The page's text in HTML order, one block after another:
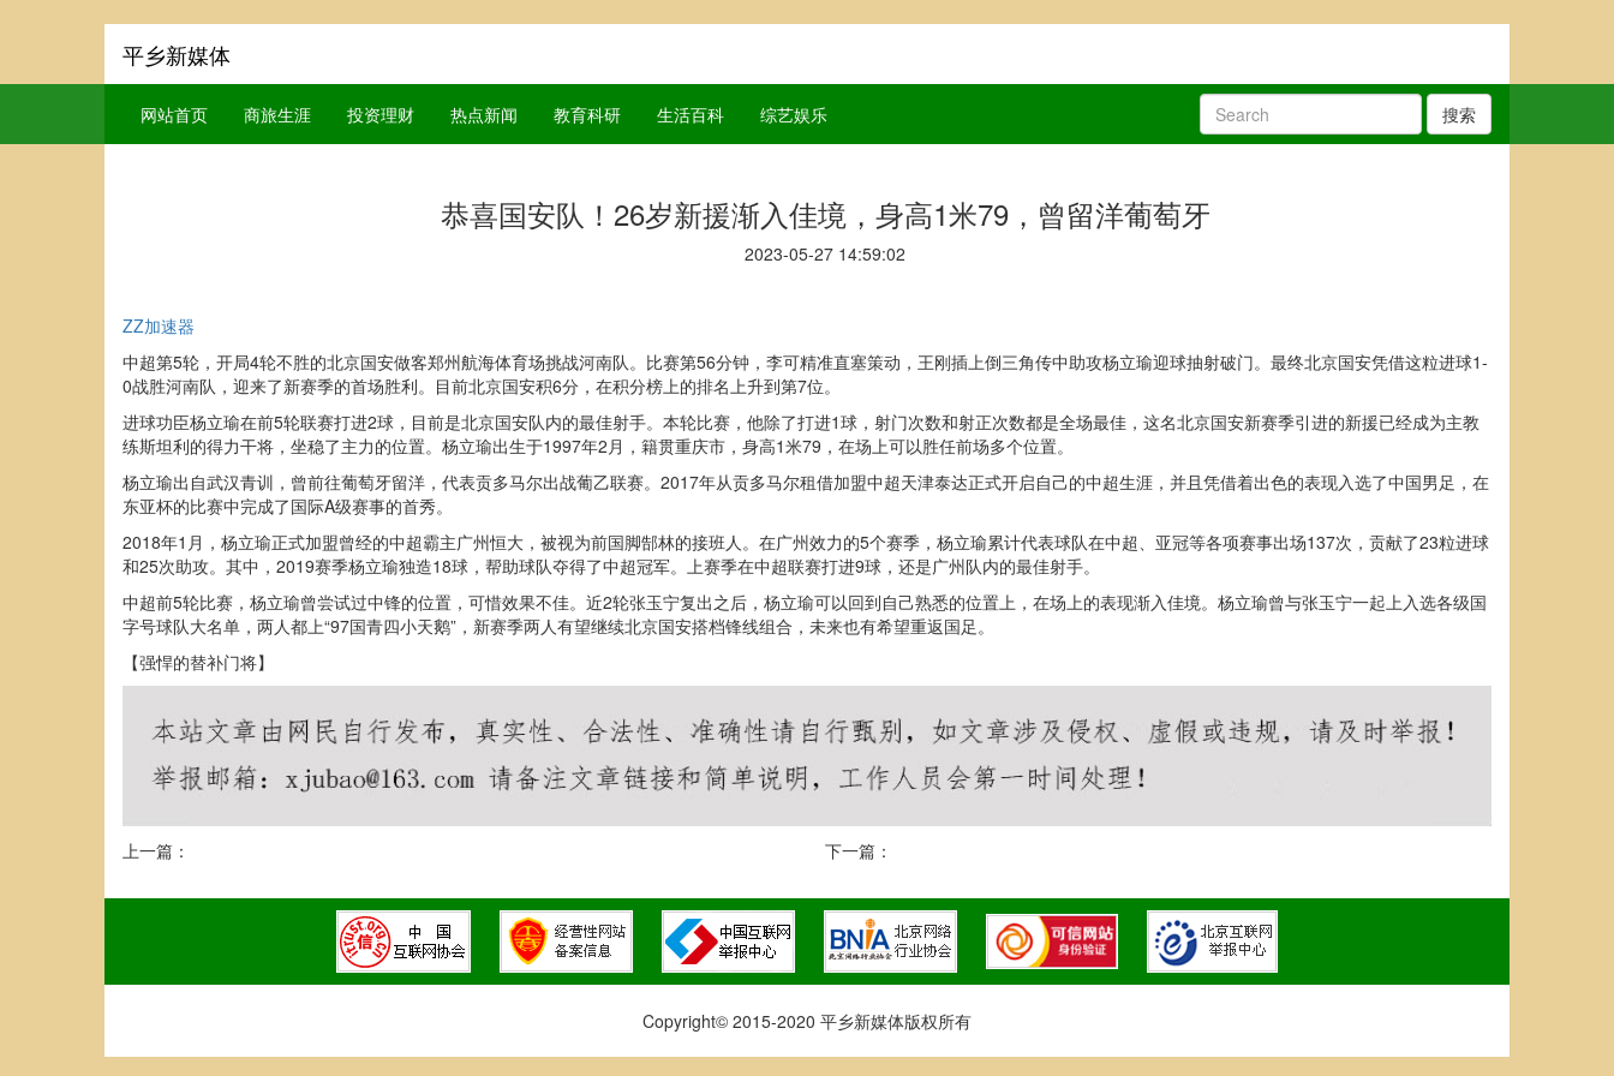
平乡新媒体
网站首页 商旅生涯 投资理财 热点新闻 教育科研 生活百科 综艺娱乐 搜索
恭喜国安队！26岁新援渐入佳境，身高1米79，曾留洋葡萄牙
2023-05-27 14:59:02
ZZ加速器
中超第5轮，开局4轮不胜的北京国安做客郑州航海体育场挑战河南队。比赛第56分钟，李可精准直塞策动，王刚插上倒三角传中助攻杨立瑜迎球抽射破门。最终北京国安凭借这粒进球1-
0战胜河南队，迎来了新赛季的首场胜利。目前北京国安积6分，在积分榜上的排名上升到第7位。
进球功臣杨立瑜在前5轮联赛打进2球，目前是北京国安队内的最佳射手。本轮比赛，他除了打进1球，射门次数和射正次数都是全场最佳，这名北京国安新赛季引进的新援已经成为主教
练斯坦利的得力干将，坐稳了主力的位置。杨立瑜出生于1997年2月，籍贯重庆市，身高1米79，在场上可以胜任前场多个位置。
杨立瑜出自武汉青训，曾前往葡萄牙留洋，代表贡多马尔出战葡乙联赛。2017年从贡多马尔租借加盟中超天津泰达正式开启自己的中超生涯，并且凭借着出色的表现入选了中国男足，在
东亚杯的比赛中完成了国际A级赛事的首秀。
2018年1月，杨立瑜正式加盟曾经的中超霸主广州恒大，被视为前国脚郜林的接班人。在广州效力的5个赛季，杨立瑜累计代表球队在中超、亚冠等各项赛事出场137次，贡献了23粒进球
和25次助攻。其中，2019赛季杨立瑜独造18球，帮助球队夺得了中超冠军。上赛季在中超联赛打进9球，还是广州队内的最佳射手。
中超前5轮比赛，杨立瑜曾尝试过中锋的位置，可惜效果不佳。近2轮张玉宁复出之后，杨立瑜可以回到自己熟悉的位置上，在场上的表现渐入佳境。杨立瑜曾与张玉宁一起上入选各级国
字号球队大名单，两人都上“97国青四小天鹅”，新赛季两人有望继续北京国安搭档锋线组合，未来也有希望重返国足。
【强悍的替补门将】
上一篇： 下一篇：
Copyright© 2015-2020 平乡新媒体版权所有